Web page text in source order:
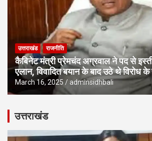
उत्तराखंड राजनीति
कैबिनेट मंत्री प्रेमचंद अग्रवाल ने पद से
एलान, विवादित बयान के बाद उठे थे विरोध
March 16, 2025 adminsidhbali
उत्तराखंड